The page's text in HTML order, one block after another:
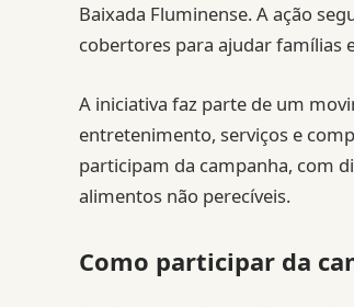
Baixada Fluminense. A ação
cobertores para ajudar famílias
A iniciativa faz parte de um
entretenimento, serviços e
participam da campanha, com
alimentos não perecíveis.
Como participar da